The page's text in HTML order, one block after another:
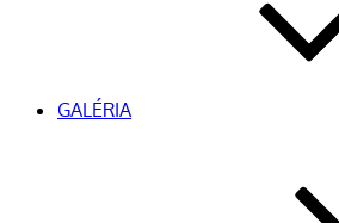
GALÉRIA